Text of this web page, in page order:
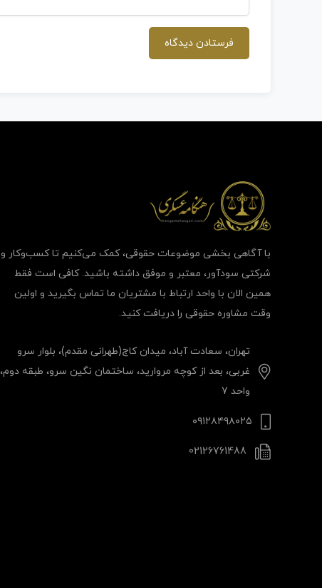
با آگاهی بخشی موضوعات حقوقی، کمک می‌‎کنیم تا کسب‌وکار و
شرکتی سودآور، معتبر و موفق داشته باشید. کافی است فقط
همین الان با واحد ارتباط با مشتریان ما تماس بگیرید و اولین
وقت مشاوره حقوقی را دریافت کنید.
تهران، سعادت آباد، میدان کاج(طهرانی مقدم)، بلوار سرو
غربی، بعد از کوچه مروارید، ساختمان نگین سرو، طبقه دوم،
واحد 7
۰۹۱۲۸۴۹۸۰۲۵
02126761488